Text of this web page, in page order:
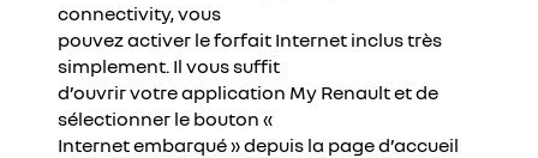
connectivity, vous
pouvez activer le forfait Internet inclus très
simplement. Il vous suffit
d’ouvrir votre application My Renault et de
sélectionner le bouton «
Internet embarqué » depuis la page d’accueil